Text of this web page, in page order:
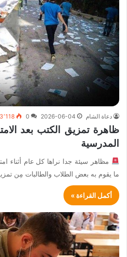
دعاة الشام 2026-06-04
0 3٬118
ظاهرة تمزيق الكتب بعد
المدرسية
مظاهر سيئة جدا نراها كل عام أثناء
ما يقوم به بعض الطلاب والطالبات مِن
أكمل القراءة »